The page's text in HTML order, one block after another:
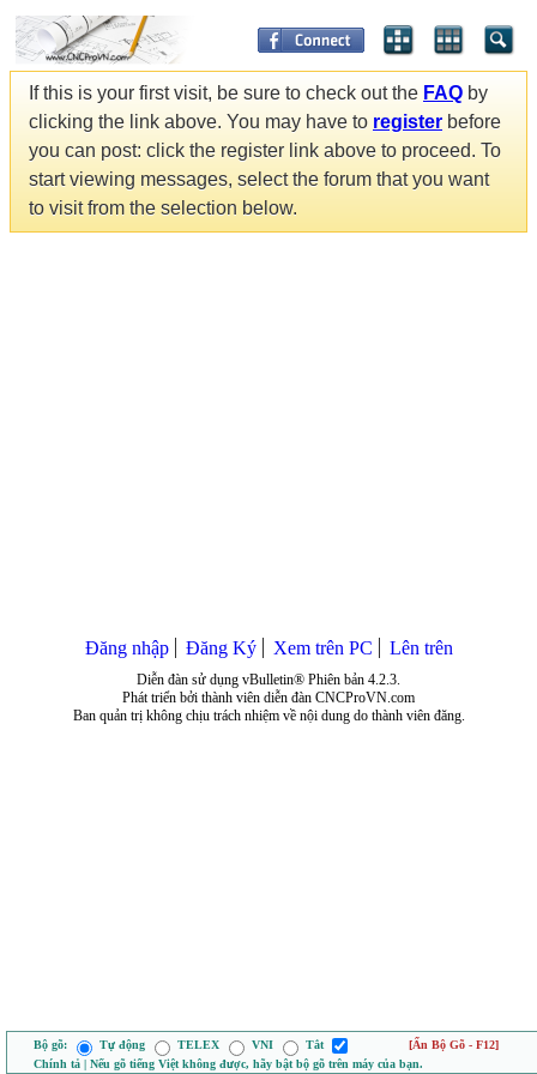
If this is your first visit, be sure to check out the FAQ by
clicking the link above. You may have to register before
you can post: click the register link above to proceed. To
start viewing messages, select the forum that you want
to visit from the selection below.
Đăng nhập Đăng Ký Xem trên PC Lên trên
Diễn đàn sử dụng vBulletin® Phiên bản 4.2.3.
Phát triển bởi thành viên diễn đàn CNCProVN.com
Ban quản trị không chịu trách nhiệm về nội dung do thành viên đăng.
Bộ gõ: Tự động TELEX VNI Tắt
[Ẩn Bộ Gõ - F12]
Chính tả | Nếu gõ tiếng Việt không được, hãy bật bộ gõ trên máy của bạn.